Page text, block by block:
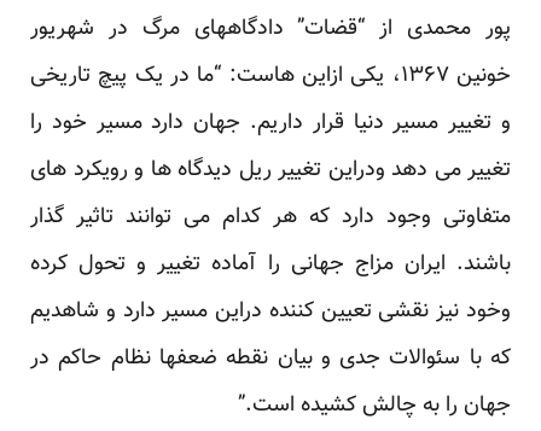
پور محمدی از “قضات” دادگاههای مرگ در شهریور
خونین ۱۳۶۷، یکی ازاین هاست: “ما در یک پیچ تاریخی
و تغییر مسیر دنیا قرار داریم. جهان دارد مسیر خود را
تغییر می دهد ودراین تغییر ریل دیدگاه ها و رویکرد های
متفاوتی وجود دارد که هر کدام می توانند تاثیر گذار
باشند. ایران مزاج جهانی را آماده تغییر و تحول کرده
وخود نیز نقشی تعیین کننده دراین مسیر دارد و شاهدیم
که با سئوالات جدی و بیان نقطه ضعفها نظام حاکم در
جهان را به چالش کشیده است.”